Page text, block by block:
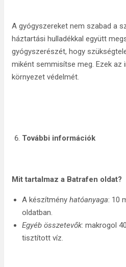
A gyógyszereket nem szabad a
háztartási hulladékkal együtt
gyógyszerészét, hogy
miként semmisítse meg. Ezek az
környezet védelmét.
További információk
Mit tartalmaz a Batrafen oldat?
A készítmény hatóanyaga: 10
oldatban.
Egyéb összetevők: makrogol
tisztított víz.